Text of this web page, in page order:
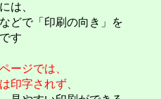
は、
どで「印刷の向き」を
す
ージでは、
印字されず、